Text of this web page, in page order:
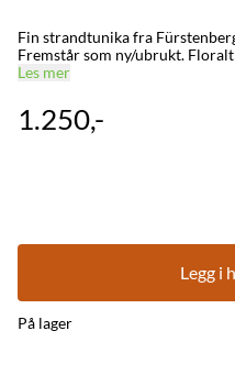
Fin strandtunika fra
Fremstår som ny/ubrukt.
Les mer
1.250,-
Legg i
På lager